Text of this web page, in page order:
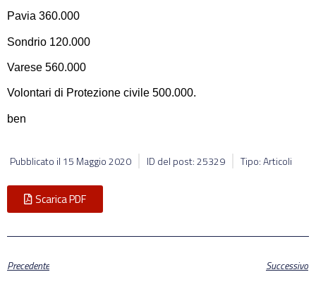
Pavia 360.000
Sondrio 120.000
Varese 560.000
Volontari di Protezione civile 500.000.
ben
Pubblicato il 15 Maggio 2020 ID del post: 25329 Tipo: Articoli
Scarica PDF
Precedente Successivo